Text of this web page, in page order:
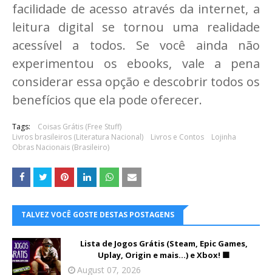
facilidade de acesso através da internet, a
leitura digital se tornou uma realidade
acessível a todos. Se você ainda não
experimentou os ebooks, vale a pena
considerar essa opção e descobrir todos os
benefícios que ela pode oferecer.
Tags:
Coisas Grátis (Free Stuff)
Livros brasileiros (Literatura Nacional)
Livros e Contos
Lojinha
Obras Nacionais (Brasileiro)
TALVEZ VOCÊ GOSTE DESTAS POSTAGENS
Lista de Jogos Grátis (Steam, Epic Games,
Uplay, Origin e mais...) e Xbox! 🟩
August 07, 2026